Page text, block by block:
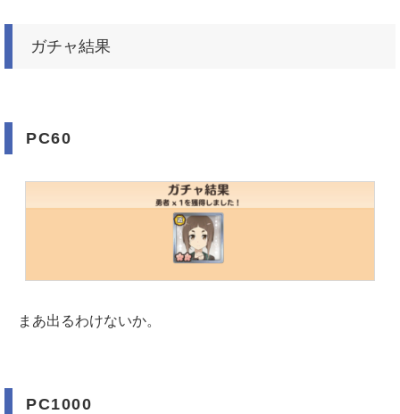
ガチャ結果
PC60
まあ出るわけないか。
PC1000